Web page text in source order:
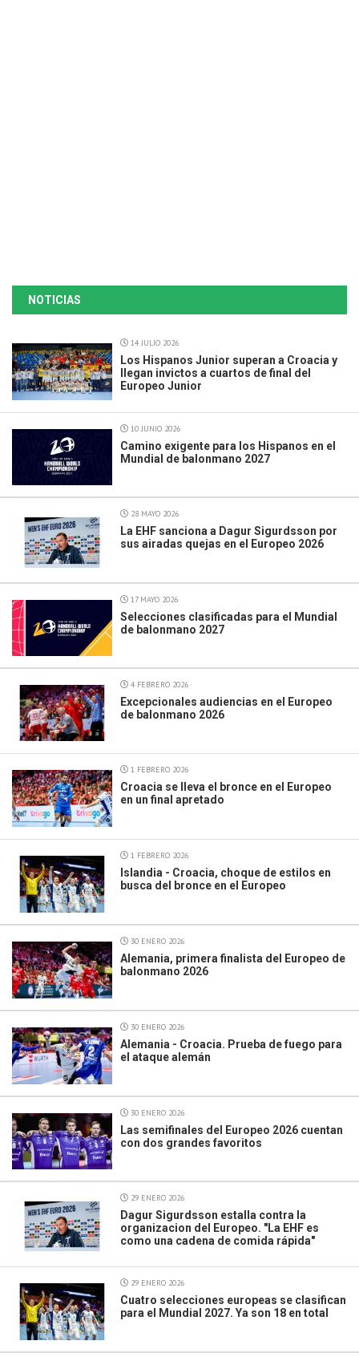
NOTICIAS
14 JULIO 2026
Los Hispanos Junior superan a Croacia y
llegan invictos a cuartos de final del
Europeo Junior
10 JUNIO 2026
Camino exigente para los Hispanos en el
Mundial de balonmano 2027
28 MAYO 2026
La EHF sanciona a Dagur Sigurdsson por
sus airadas quejas en el Europeo 2026
17 MAYO 2026
Selecciones clasificadas para el Mundial
de balonmano 2027
4 FEBRERO 2026
Excepcionales audiencias en el Europeo
de balonmano 2026
1 FEBRERO 2026
Croacia se lleva el bronce en el Europeo
en un final apretado
1 FEBRERO 2026
Islandia - Croacia, choque de estilos en
busca del bronce en el Europeo
30 ENERO 2026
Alemania, primera finalista del Europeo de
balonmano 2026
30 ENERO 2026
Alemania - Croacia. Prueba de fuego para
el ataque alemán
30 ENERO 2026
Las semifinales del Europeo 2026 cuentan
con dos grandes favoritos
29 ENERO 2026
Dagur Sigurdsson estalla contra la
organizacion del Europeo. "La EHF es
como una cadena de comida rápida"
29 ENERO 2026
Cuatro selecciones europeas se clasifican
para el Mundial 2027. Ya son 18 en total